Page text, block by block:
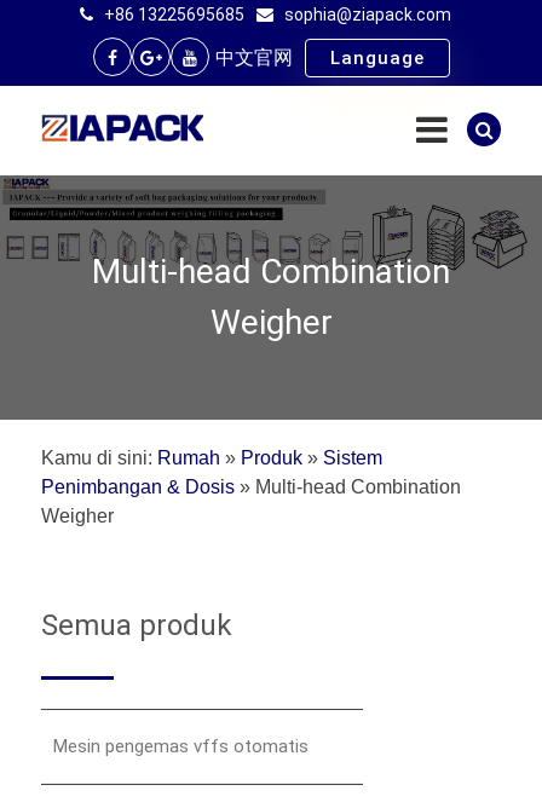
+86 13225695685 sophia@ziapack.com
中文官网 Language
Multi-head Combination
Weigher
Kamu di sini: Rumah » Produk » Sistem
Penimbangan & Dosis » Multi-head Combination
Weigher
Semua produk
Mesin pengemas vffs otomatis